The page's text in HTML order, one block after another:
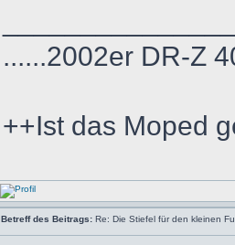
......2002er DR-Z
++Ist das Moped
Betreff des Beitrags: Re: Die Stiefel für den kleinen